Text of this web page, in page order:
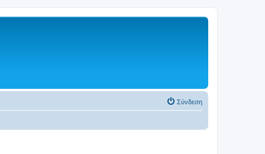
Σύνδεση